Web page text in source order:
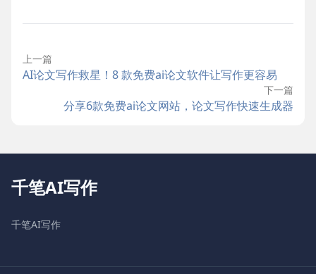
上一篇
AI论文写作救星！8 款免费ai论文软件让写作更容易
下一篇
分享6款免费ai论文网站，论文写作快速生成器
千笔AI写作
千笔AI写作